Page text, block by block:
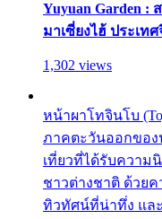
Yuyuan Garden :
มาเซี่ยงไฮ้ ประเท
1,302 views
หน้าผาโทจินโบ
ภาคตะวันออกของ
เที่ยวที่ได้รับความ
ชาวต่างชาติ ด้วย
ทิวทัศน์ที่น่าทึ่ง แล